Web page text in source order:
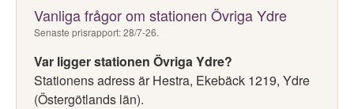
Vanliga frågor om stationen Övriga Ydre
Senaste prisrapport: 28/7-26.
Var ligger stationen Övriga Ydre?
Stationens adress är Hestra, Ekebäck 1219, Ydre
(Östergötlands län).